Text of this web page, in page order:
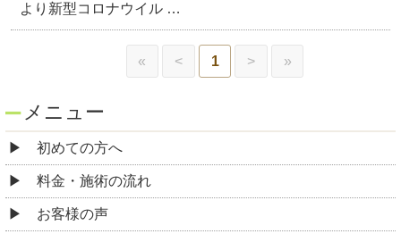
より新型コロナウイル …
« < 1 > »
メニュー
初めての方へ
料金・施術の流れ
お客様の声